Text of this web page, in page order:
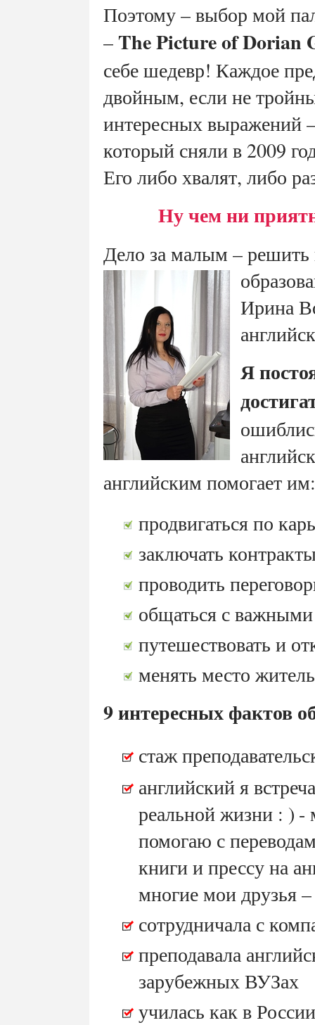
Поэтому – выбор мой
–The Picture of Dorian
себе шедевр! Каждое
двойным, если не
интересных выражений
который сняли в 2009
Его либо хвалят, либо
Ну чем ни
Дело за малым – решить
Ирина
Я
английским помогает им:
продвигаться по
заключать
проводить
общаться с
путешествовать и
менять место
9 интересных фактов
стаж
английский я
реальной жизни : ) -
помогаю с
книги и прессу на
многие мои друзья
сотрудничала с
преподавала
зарубежных ВУЗах
училась как в